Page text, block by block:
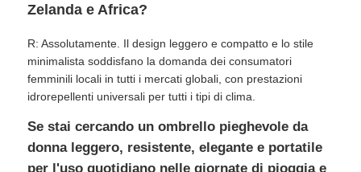
Zelanda e Africa?
R: Assolutamente. Il design leggero e compatto e lo stile
minimalista soddisfano la domanda dei consumatori
femminili locali in tutti i mercati globali, con prestazioni
idrorepellenti universali per tutti i tipi di clima.
Se stai cercando un ombrello pieghevole da
donna leggero, resistente, elegante e portatile
per l'uso quotidiano nelle giornate di pioggia e